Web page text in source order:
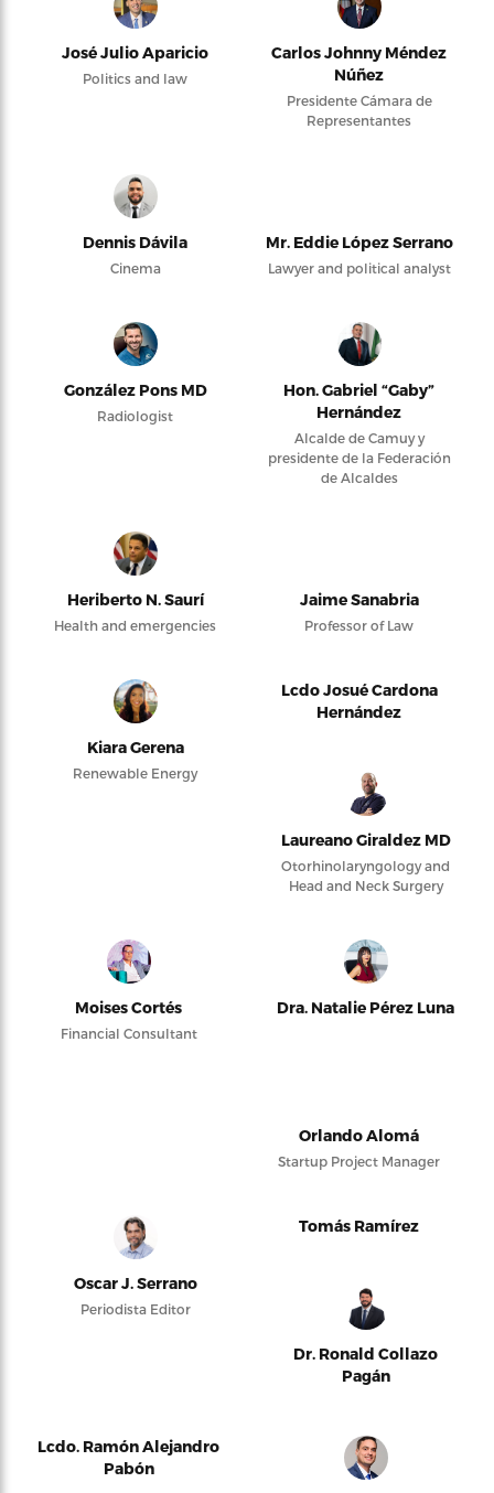
José Julio Aparicio
Politics and law
Carlos Johnny Méndez
Núñez
Presidente Cámara de
Representantes
Dennis Dávila
Cinema
Mr. Eddie López Serrano
Lawyer and political analyst
González Pons MD
Radiologist
Hon. Gabriel “Gaby”
Hernández
Alcalde de Camuy y
presidente de la Federación
de Alcaldes
Heriberto N. Saurí
Health and emergencies
Jaime Sanabria
Professor of Law
Kiara Gerena
Renewable Energy
Lcdo Josué Cardona
Hernández
Laureano Giraldez MD
Otorhinolaryngology and
Head and Neck Surgery
Moises Cortés
Financial Consultant
Dra. Natalie Pérez Luna
Orlando Alomá
Startup Project Manager
Oscar J. Serrano
Periodista Editor
Tomás Ramírez
Dr. Ronald Collazo
Pagán
Lcdo. Ramón Alejandro
Pabón